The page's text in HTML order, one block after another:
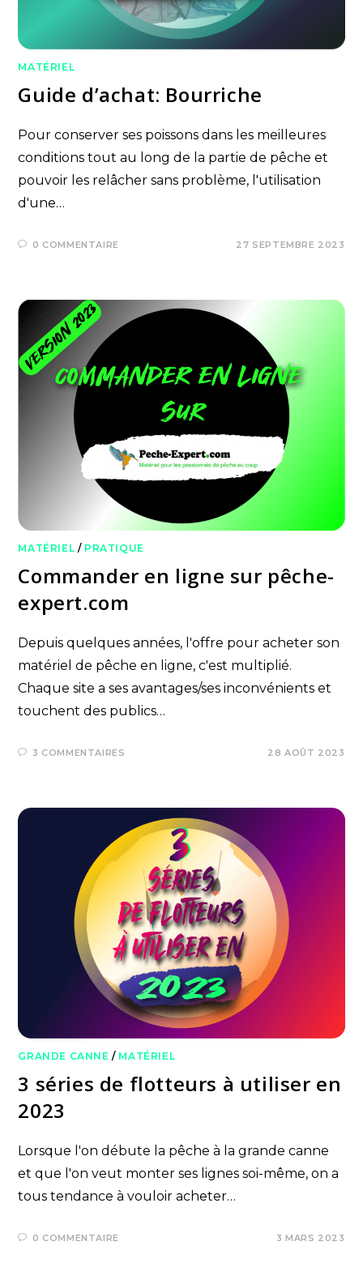
MATÉRIEL
Guide d’achat: Bourriche
Pour conserver ses poissons dans les meilleures
conditions tout au long de la partie de pêche et
pouvoir les relâcher sans problème, l'utilisation
d'une…
0 COMMENTAIRE 27 SEPTEMBRE 2023
MATÉRIEL / PRATIQUE
Commander en ligne sur pêche-
expert.com
Depuis quelques années, l'offre pour acheter son
matériel de pêche en ligne, c'est multiplié.
Chaque site a ses avantages/ses inconvénients et
touchent des publics…
3 COMMENTAIRES 28 AOÛT 2023
GRANDE CANNE / MATÉRIEL
3 séries de flotteurs à utiliser en
2023
Lorsque l'on débute la pêche à la grande canne
et que l'on veut monter ses lignes soi-même, on a
tous tendance à vouloir acheter…
0 COMMENTAIRE 3 MARS 2023